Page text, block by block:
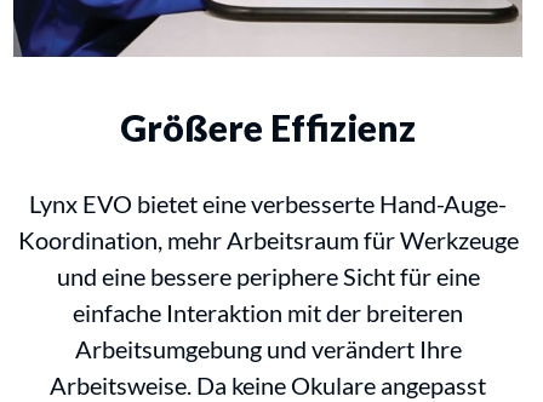
Größere Effizienz
Lynx EVO bietet eine verbesserte Hand-Auge-
Koordination, mehr Arbeitsraum für Werkzeuge
und eine bessere periphere Sicht für eine
einfache Interaktion mit der breiteren
Arbeitsumgebung und verändert Ihre
Arbeitsweise. Da keine Okulare angepasst